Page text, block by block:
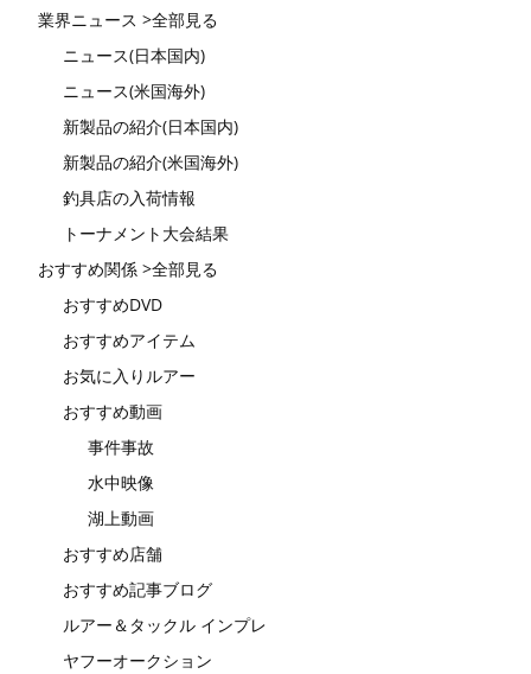
業界ニュース >全部見る
ニュース(日本国内)
ニュース(米国海外)
新製品の紹介(日本国内)
新製品の紹介(米国海外)
釣具店の入荷情報
トーナメント大会結果
おすすめ関係 >全部見る
おすすめDVD
おすすめアイテム
お気に入りルアー
おすすめ動画
事件事故
水中映像
湖上動画
おすすめ店舗
おすすめ記事ブログ
ルアー＆タックル インプレ
ヤフーオークション